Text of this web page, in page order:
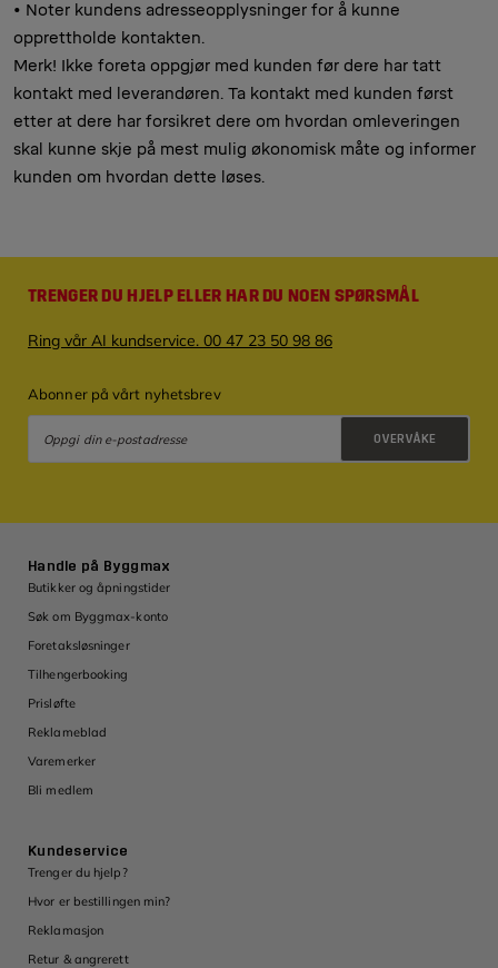
• Noter kundens adresseopplysninger for å kunne
opprettholde kontakten.
Merk! Ikke foreta oppgjør med kunden før dere har tatt
kontakt med leverandøren. Ta kontakt med kunden først
etter at dere har forsikret dere om hvordan omleveringen
skal kunne skje på mest mulig økonomisk måte og informer
kunden om hvordan dette løses.
TRENGER DU HJELP ELLER HAR DU NOEN SPØRSMÅL
Ring vår AI kundservice. 00 47 23 50 98 86
Abonner på vårt nyhetsbrev
OVERVÅKE
Handle på Byggmax
Butikker og åpningstider
Søk om Byggmax-konto
Foretaksløsninger
Tilhengerbooking
Prisløfte
Reklameblad
Varemerker
Bli medlem
Kundeservice
Trenger du hjelp?
Hvor er bestillingen min?
Reklamasjon
Retur & angrerett